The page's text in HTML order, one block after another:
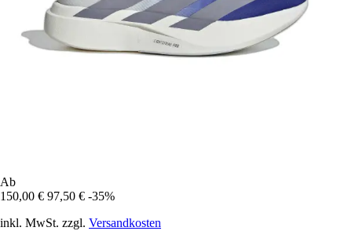
Ab
150,00 € 97,50 € -35%
inkl. MwSt. zzgl. Versandkosten